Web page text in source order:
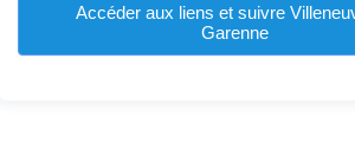
Accéder aux liens et suivre
Garenne